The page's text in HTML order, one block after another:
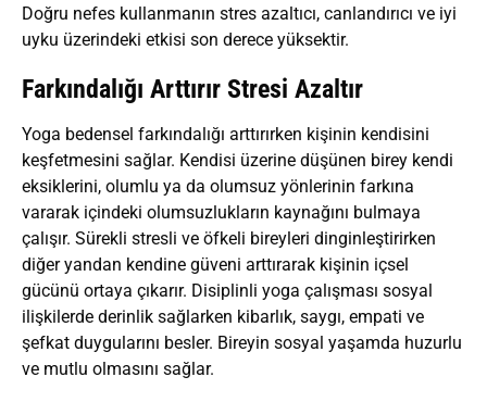
Doğru nefes kullanmanın stres azaltıcı, canlandırıcı ve iyi
uyku üzerindeki etkisi son derece yüksektir.
Farkındalığı Arttırır Stresi Azaltır
Yoga bedensel farkındalığı arttırırken kişinin kendisini
keşfetmesini sağlar. Kendisi üzerine düşünen birey kendi
eksiklerini, olumlu ya da olumsuz yönlerinin farkına
vararak içindeki olumsuzlukların kaynağını bulmaya
çalışır. Sürekli stresli ve öfkeli bireyleri dinginleştirirken
diğer yandan kendine güveni arttırarak kişinin içsel
gücünü ortaya çıkarır. Disiplinli yoga çalışması sosyal
ilişkilerde derinlik sağlarken kibarlık, saygı, empati ve
şefkat duygularını besler. Bireyin sosyal yaşamda huzurlu
ve mutlu olmasını sağlar.